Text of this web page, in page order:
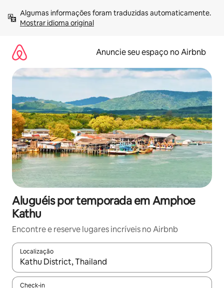
para
Mostrar idioma original
Anuncie seu espaço no Airbnb
Aluguéis por temporada em Amphoe
Kathu
Encontre e reserve lugares incríveis no Airbnb
Localização
Quando os resultados estiverem disponíveis, explore-os
Check-in